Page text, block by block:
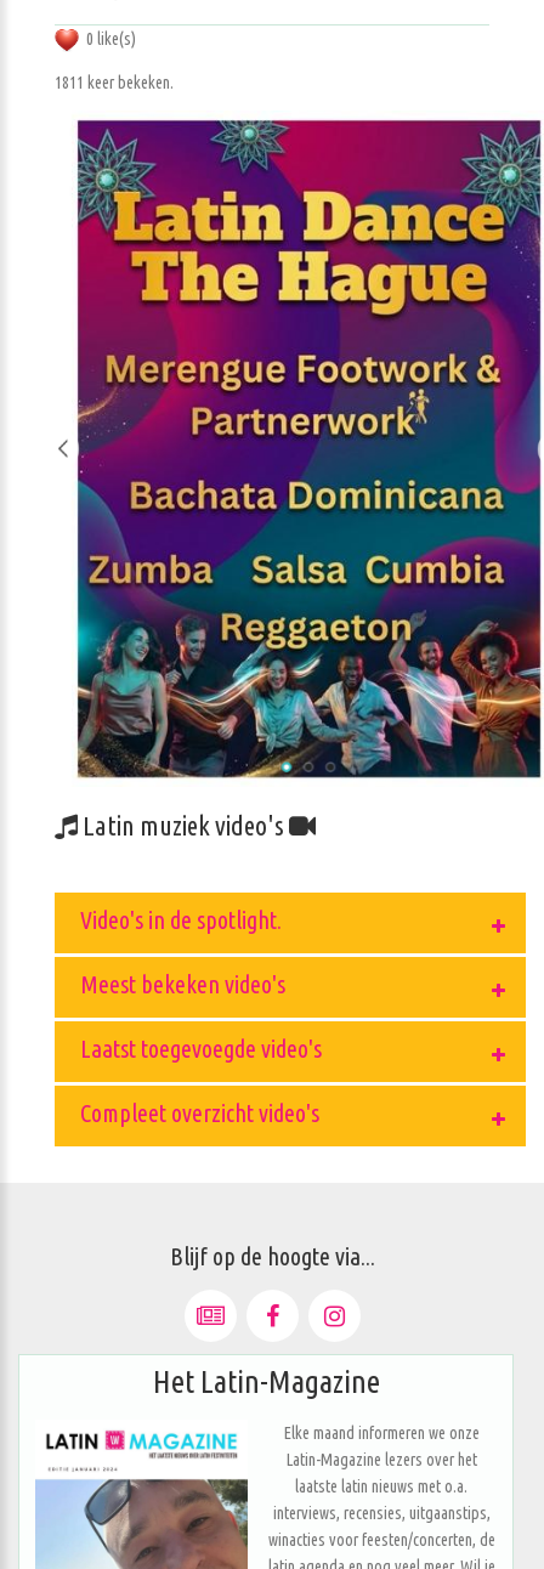
0 like(s)
1811 keer bekeken.
Latin muziek video's
Video's in de spotlight.
Meest bekeken video's
Laatst toegevoegde video's
Compleet overzicht video's
Blijf op de hoogte via...
Het Latin-Magazine
Elke maand informeren we onze
Latin-Magazine lezers over het
laatste latin nieuws met o.a.
interviews, recensies, uitgaanstips,
winacties voor feesten/concerten, de